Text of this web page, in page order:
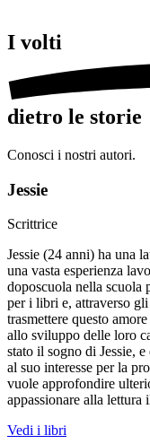
I volti
dietro le storie
Conosci i nostri autori.
Jessie
Scrittrice
Jessie (24 anni) ha una
una vasta esperienza
doposcuola nella scuola
per i libri e, attraverso
trasmettere questo
allo sviluppo delle loro
stato il sogno di Jessie,
al suo interesse per la
vuole approfondire
appassionare alla
Vedi i libri